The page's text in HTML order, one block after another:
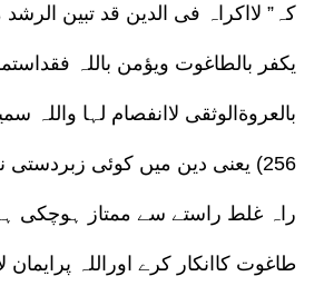
کہ” لااکراہ فی الدین قد تبین
یکفر بالطاغوت ویؤمن باللہ
بالعروةالوثقی لاانفصام لہا واللہ
256) یعنی دین میں کوئی
راہ غلط راستے سے ممتاز ہوچکی
طاغوت کاانکار کرے اوراللہ پرایمان